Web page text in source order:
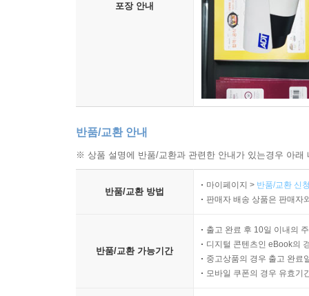
포장 안내
반품/교환 안내
※ 상품 설명에 반품/교환과 관련한 안내가 있는경우 아
반품/교환 방법
마이페이지 > 반품/교환 신
판매자 배송 상품은 판매자
반품/교환 가능기간
출고 완료 후 10일 이내의
디지털 콘텐츠인 eBook의
중고상품의 경우 출고 완료
모바일 쿠폰의 경우 유효기